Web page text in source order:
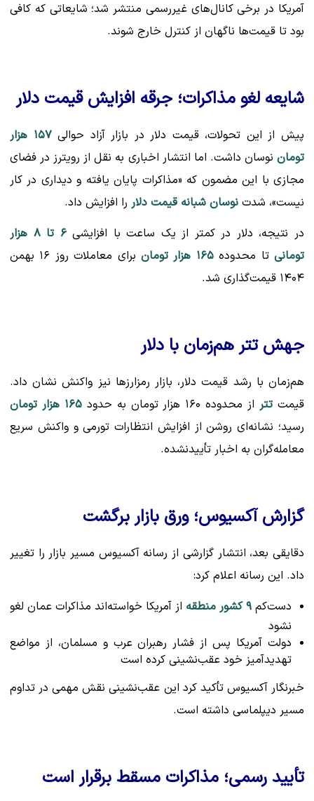
آمریکا در برخی کانال‌های غیررسمی منتشر شد؛ شایعاتی که کافی
بود تا قیمت‌ها ناگهان از کنترل خارج شوند.
شایعه لغو مذاکرات؛ جرقه افزایش قیمت دلار
پیش از این تحولات، قیمت دلار در بازار آزاد حوالی
۱۵۷ هزار
تومان نوسان داشت. اما انتشار اخباری به نقل از رویترز در فضای
مجازی با این مضمون که «مذاکرات پایان یافته و دیداری در کار
نیست»، شدت نوسان شبانه قیمت دلار را افزایش داد.
در نتیجه، دلار در کمتر از یک ساعت با افزایشی
۶ تا ۸ هزار
تومانیتا محدوده۱۶۵ هزار تومان
برای معاملات روز ۱۶ بهمن
۱۴۰۴ قیمت‌گذاری شد.
جهش تتر هم‌زمان با دلار
هم‌زمان با رشد قیمت دلار، بازار رمزارزها نیز واکنش نشان داد.
قیمتتتراز محدوده ۱۶۰ هزار تومان به حدود
۱۶۵ هزار تومان
رسید؛ نشانه‌ای روشن از افزایش انتظارات تورمی و واکنش سریع
معامله‌گران به اخبار تأییدنشده.
گزارش آکسیوس؛ ورق بازار برگشت
دقایقی بعد، انتشار گزارشی از رسانه آکسیوس مسیر بازار را تغییر
داد. این رسانه اعلام کرد:
دست‌کم ۹ کشور منطقه
از آمریکا خواسته‌اند مذاکرات عمان لغو
نشود
دولت آمریکا پس از فشار رهبران عرب و مسلمان، از مواضع
تهدیدآمیز خود عقب‌نشینی کرده است
خبرنگار آکسیوس تأکید کرد این عقب‌نشینی نقش مهمی در تداوم
مسیر دیپلماسی داشته است.
تأیید رسمی؛ مذاکرات مسقط برقرار است